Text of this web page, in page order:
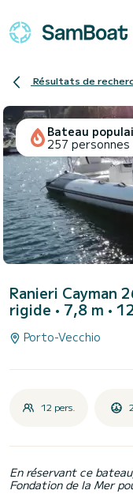
Résultats de
Bateau
257
Ranieri Cayman
rigide • 7,8 m •
Porto-Vecchio
12 pers.
En réservant ce
Fondation de la Mer